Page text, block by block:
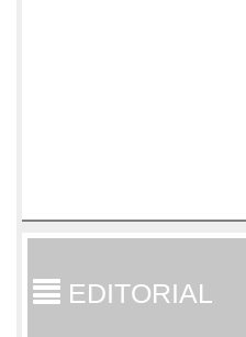
EDITORIAL